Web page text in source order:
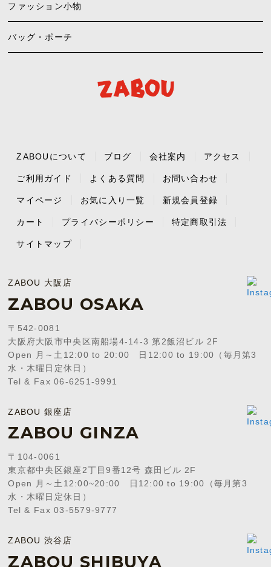
ファッション小物
バッグ・ポーチ
ZABOUについて ブログ 会社案内 アクセス
ご利用ガイド よくある質問 お問い合わせ
マイページ お気に入り一覧 新規会員登録
カート プライバシーポリシー 特定商取引法
サイトマップ
ZABOU 大阪店
ZABOU OSAKA
〒542-0081
大阪府大阪市中央区南船場4-14-3 第2飯沼ビル 2F
Open 月～土12:00 to 20:00 日12:00 to 19:00（毎月第3
水・木曜日定休日）
Tel & Fax 06-6251-9991
ZABOU 銀座店
ZABOU GINZA
〒104-0061
東京都中央区銀座2丁目9番12号 森田ビル 2F
Open 月～土12:00~20:00 日12:00 to 19:00（毎月第3
水・木曜日定休日）
Tel & Fax 03-5579-9777
ZABOU 渋谷店
ZABOU SHIBUYA